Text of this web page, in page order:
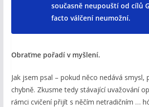
současně neupouští od cílů
facto válčení neumožní.
Obraťme pořadí v myšlení.
Jak jsem psal – pokud něco nedává smysl,
chybně. Zkusme tedy stávající uvažování
rámci cvičení přijít s něčím netradičním …